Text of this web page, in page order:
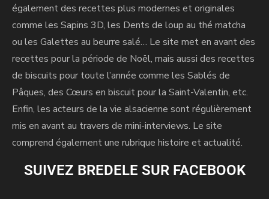
également des recettes plus modernes et originales
comme les Sapins 3D, les Dents de loup au thé matcha
ou les Galettes au beurre salé… Le site met en avant des
recettes pour la période de Noël, mais aussi des recettes
de biscuits pour toute l’année comme les Sablés de
Pâques, des Cœurs en biscuit pour la Saint-Valentin, etc.
Enfin, les acteurs de la vie alsacienne sont régulièrement
mis en avant au travers de mini-interviews. Le site
comprend également une rubrique histoire et actualité.
SUIVEZ BREDELE SUR FACEBOOK